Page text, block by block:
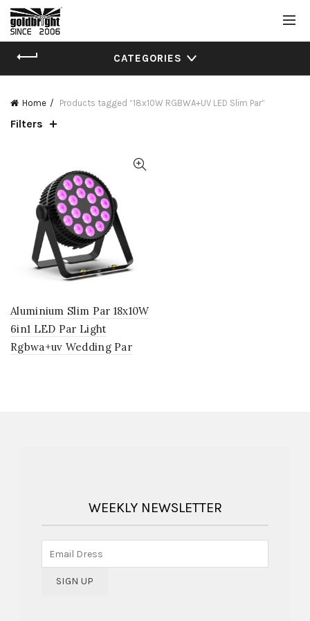
CATEGORIES
Home Products tagged “18x10W RGBWA+UV LED Slim Par”
Filters
Aluminium Slim Par 18x10W
6in1 LED Par Light
Rgbwa+uv Wedding Par
WEEKLY NEWSLETTER